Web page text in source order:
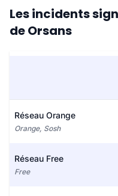
Les incidents
de Orsans
Réseau Orange
Orange, Sosh
Réseau Free
Free